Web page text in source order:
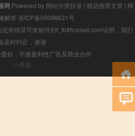
网 Powered by 网站分类目录 | 精选推荐文章 | 网
解答 浙ICP备09098631号
有错误可发邮件到f_fb#foxmail.com说明，我们
及时纠正，谢谢
好，不接盈利性广告及商业合作
小男孩